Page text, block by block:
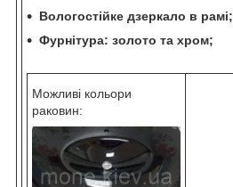
Вологостійке дзеркало в рамі;
Фурнітура: золото та хром;
Можливі кольори
раковин: